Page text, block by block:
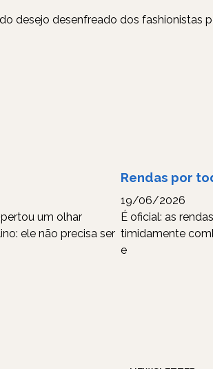
desejo desenfreado dos fashionistas
um olhar
ele não precisa ser
Rendas por
19/06/2026
É oficial: as
timidamente
e